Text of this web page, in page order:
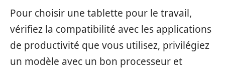
Pour choisir une tablette pour le travail,
vérifiez la compatibilité avec les applications
de productivité que vous utilisez, privilégiez
un modèle avec un bon processeur et